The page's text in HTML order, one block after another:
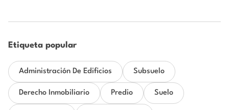
Etiqueta popular
Administración De Edificios Subsuelo
Derecho Inmobiliario Predio Suelo